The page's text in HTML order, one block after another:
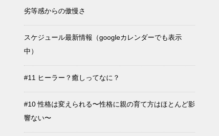
劣等感からの傲慢さ
スケジュール最新情報（googleカレンダーでも表示
中）
#11 ヒーラー？癒しってなに？
#10 性格は変えられる〜性格に親の育て方はほとんど影
響ない〜